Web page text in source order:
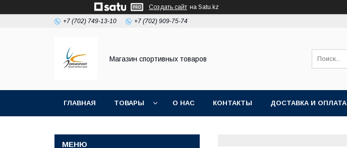
Создать сайт на Satu.kz
+7 (702) 749-13-10 +7 (702) 909-75-74
Магазин спортивных товаров
ГЛАВНАЯ ТОВАРЫ О НАС КОНТАКТЫ ДОСТАВКА И ОПЛАТА